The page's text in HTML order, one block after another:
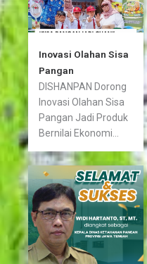
Inovasi Olahan Sisa
Pangan
DISHANPAN Dorong
Inovasi Olahan Sisa
Pangan Jadi Produk
Bernilai Ekonomi...